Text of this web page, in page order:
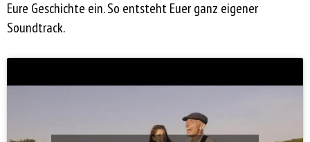
Eure Geschichte ein. So entsteht Euer ganz eigener
Soundtrack.